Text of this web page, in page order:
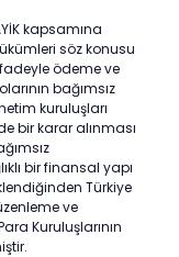
kapsamına
söz konusu
ödeme ve
bağımsız
kuruluşları
bir karar alınması
bir finansal yapı
Türkiye
ve
Kuruluşlarının